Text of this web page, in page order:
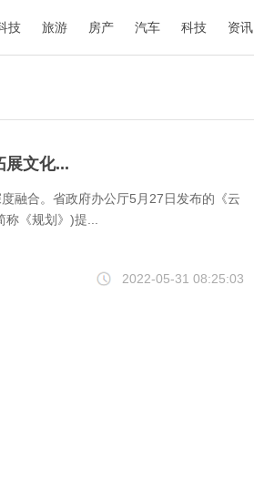
技 旅游 房产 汽车 科技 资讯
展文化...
融合。省政府办公厅5月27日发布的《云
《规划》)提...
2022-05-31 08:25:03